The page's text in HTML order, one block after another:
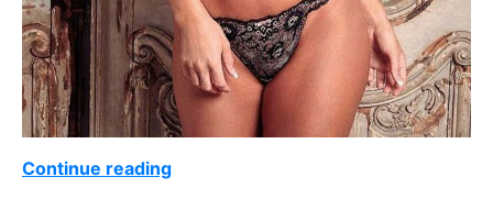
Continue reading